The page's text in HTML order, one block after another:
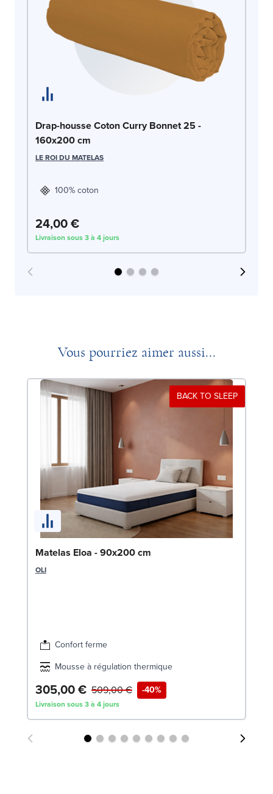
Drap-housse Coton Curry Bonnet 25 -
160x200 cm
LE ROI DU MATELAS
100% coton
24,00 €
Livraison sous 3 à 4 jours
Vous pourriez aimer aussi...
BACK TO SLEEP
Matelas Eloa - 90x200 cm
OLI
Confort ferme
Mousse à régulation thermique
305,00 € -40%
509,00 €
Livraison sous 3 à 4 jours